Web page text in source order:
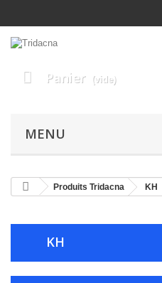
Panier (vide)
MENU
Produits Tridacna KH
KH